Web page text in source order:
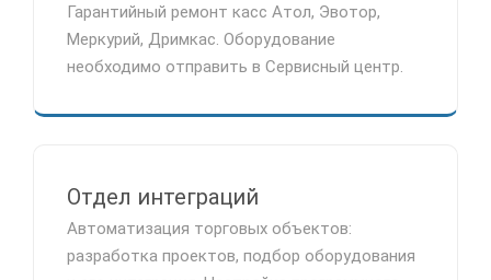
Гарантийный ремонт касс Атол, Эвотор,
Меркурий, Дримкас. Оборудование
необходимо отправить в Сервисный центр.
Отдел интеграций
Автоматизация торговых объектов:
разработка проектов, подбор оборудования